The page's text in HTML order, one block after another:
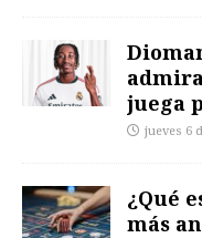
juega
jueves 6
¿Qué
más